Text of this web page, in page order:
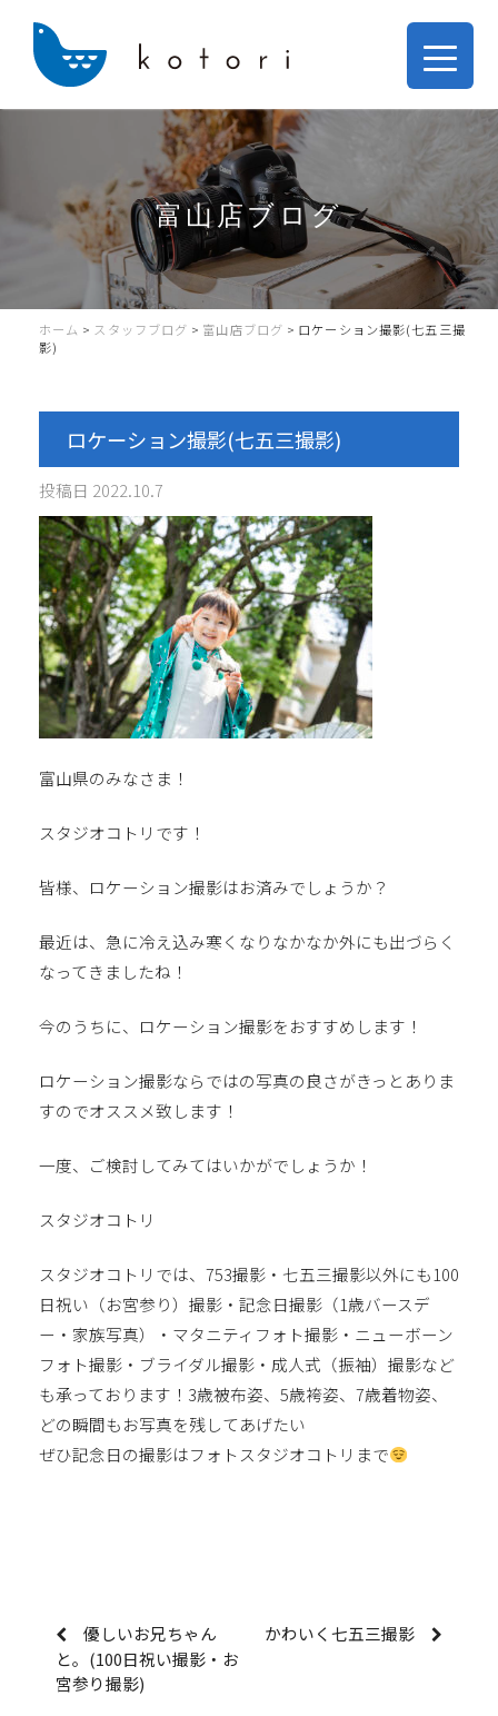
富山店ブログ
ホーム > スタッフブログ > 富山店ブログ > ロケーション撮影(七五三撮
影)
ロケーション撮影(七五三撮影)
投稿日 2022.10.7
富山県のみなさま！
スタジオコトリです！
皆様、ロケーション撮影はお済みでしょうか？
最近は、急に冷え込み寒くなりなかなか外にも出づらく
なってきましたね！
今のうちに、ロケーション撮影をおすすめします！
ロケーション撮影ならではの写真の良さがきっとありま
すのでオススメ致します！
一度、ご検討してみてはいかがでしょうか！
スタジオコトリ
スタジオコトリでは、753撮影・七五三撮影以外にも100
日祝い（お宮参り）撮影・記念日撮影（1歳バースデ
ー・家族写真）・マタニティフォト撮影・ニューボーン
フォト撮影・ブライダル撮影・成人式（振袖）撮影など
も承っております！3歳被布姿、5歳袴姿、7歳着物姿、
どの瞬間もお写真を残してあげたい
ぜひ記念日の撮影はフォトスタジオコトリまで
優しいお兄ちゃん
と。(100日祝い撮影・お
宮参り撮影)
かわいく七五三撮影